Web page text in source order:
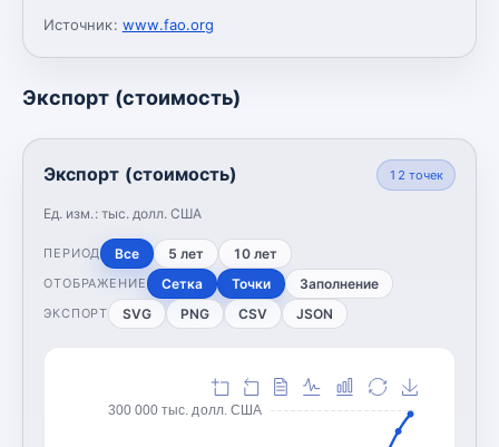
Источник: www.fao.org
Экспорт (стоимость)
Экспорт (стоимость)
Ед. изм.: тыс. долл. США
12 точек
ПЕРИОД Все 5 лет 10 лет
ОТОБРАЖЕНИЕ Сетка Точки Заполнение
ЭКСПОРТ SVG PNG CSV JSON
300 000 тыс. долл. США